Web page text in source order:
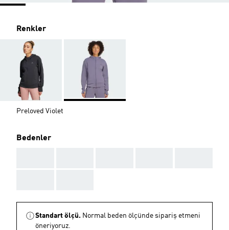
Renkler
Preloved Violet
Bedenler
Standart ölçü. Normal beden ölçünde sipariş etmeni
öneriyoruz.